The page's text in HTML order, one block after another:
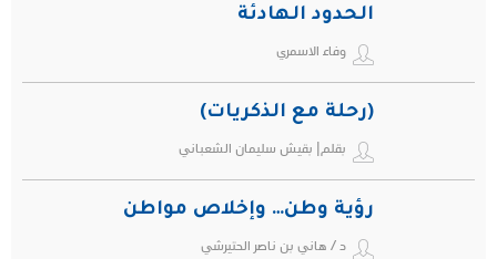
الحدود الهادئة
وفاء الاسمري
(رحلة مع الذكريات)
بقلم| بقيش سليمان الشعباني
رؤية وطن… وإخلاص مواطن
د / هاني بن ناصر الحتيرشي